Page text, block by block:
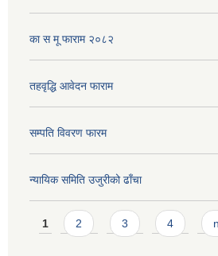
का स मू फाराम २०८२
तहवृद्धि आवेदन फाराम
सम्पति विवरण फारम
न्यायिक समिति उजुरीको ढाँचा
Pages
1 2 3 4